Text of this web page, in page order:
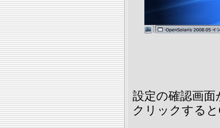
設定の確認画
クリックする